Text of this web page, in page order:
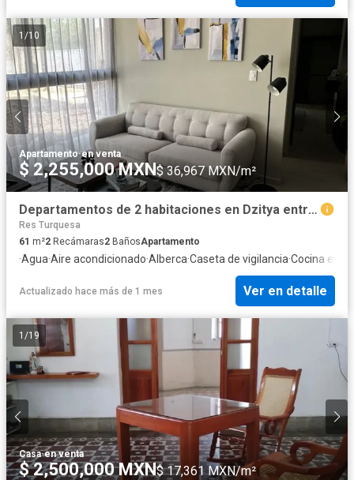
1 /10
Apartamento·en venta
$ 2,255,000 MXN$ 36,967 MXN/m²
Departamentos de 2 habitaciones en Dzitya entrega diciembre 2026
Res Turquesa
61 m²2 Recámaras2 BañosApartamento
·Agua·Aire acondicionado·Alberca·Caseta de vigilancia·Cocina
Actualizado hace más de 1 mes Ver en detalle
1 /19
Casa·en venta
$ 2,500,000 MXN$ 17,361 MXN/m²